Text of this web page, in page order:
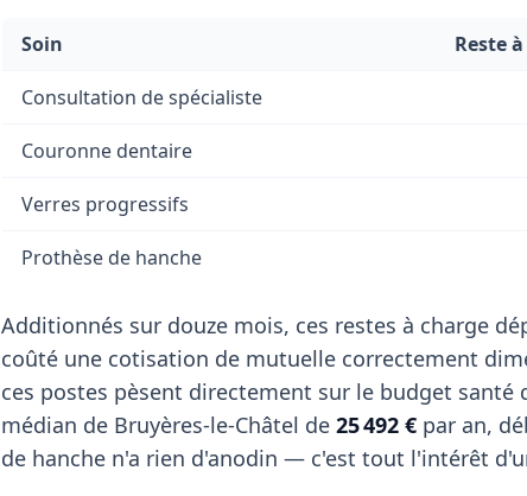
Soin Reste
Consultation de spécialiste
Couronne dentaire
Verres progressifs
Prothèse de hanche
Additionnés sur douze mois, ces restes à charge
coûté une cotisation de mutuelle correctement
ces postes pèsent directement sur le budget santé
médian de Bruyères-le-Châtel de 25 492 € par an,
de hanche n'a rien d'anodin — c'est tout l'intérêt